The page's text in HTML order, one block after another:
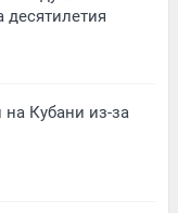
десятилетия
Кубани из-за